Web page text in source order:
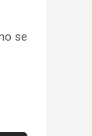
se